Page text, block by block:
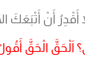
أَقْدِرُ أَنْ
الْحَقَّ